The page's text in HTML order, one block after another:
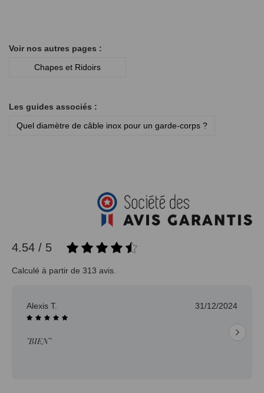
Voir nos autres pages :
Chapes et Ridoirs
Les guides associés :
Quel diamètre de câble inox pour un garde-corps ?
4.54 / 5
Calculé à partir de 313 avis.
Alexis T. 31/12/2024
"BIEN"